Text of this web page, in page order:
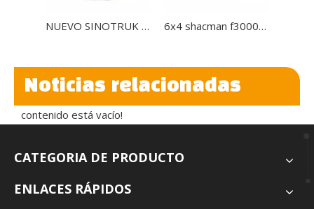
NUEVO SINOTRUK Howo 6x4 Tractor Tractor Tracty Tractor Tractor en venta 6x4 shacman f3000 400hp tractor camión en venta
Noticias relacionadas
contenido está vacío!
CATEGORIA DE PRODUCTO
ENLACES RÁPIDOS